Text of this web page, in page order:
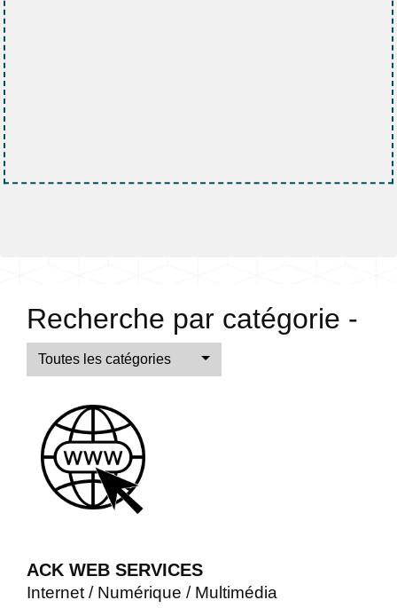
Recherche par catégorie -
Toutes les catégories
ACK WEB SERVICES
Internet / Numérique / Multimédia